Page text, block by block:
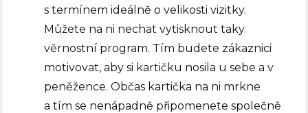
s termínem ideálně o velikosti vizitky.
Můžete na ni nechat vytisknout taky
věrnostní program. Tím budete zákaznici
motivovat, aby si kartičku nosila u sebe a v
peněžence. Občas kartička na ni mrkne
a tím se nenápadně připomenete společně